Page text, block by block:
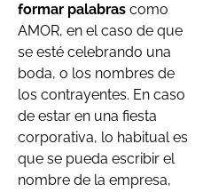
formar palabras como
AMOR, en el caso de que
se esté celebrando una
boda, o los nombres de
los contrayentes. En caso
de estar en una fiesta
corporativa, lo habitual es
que se pueda escribir el
nombre de la empresa,